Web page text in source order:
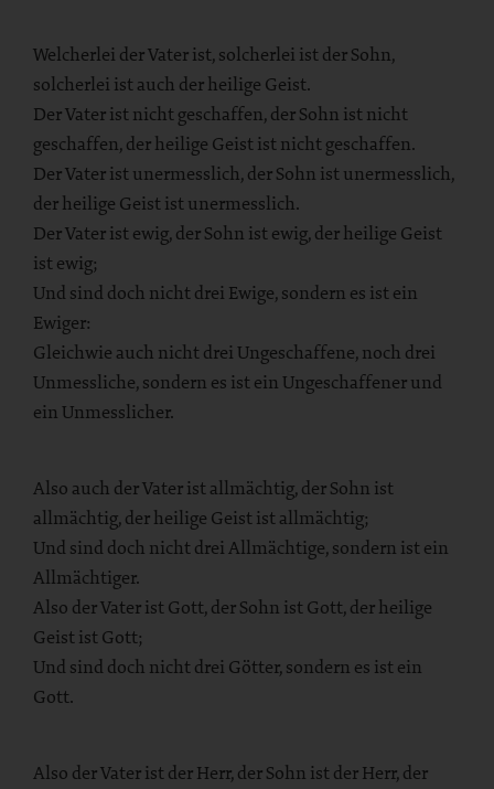
Welcherlei der Vater ist, solcherlei ist der Sohn,
solcherlei ist auch der heilige Geist.
Der Vater ist nicht geschaffen, der Sohn ist nicht
geschaffen, der heilige Geist ist nicht geschaffen.
Der Vater ist unermesslich, der Sohn ist unermesslich,
der heilige Geist ist unermesslich.
Der Vater ist ewig, der Sohn ist ewig, der heilige Geist
ist ewig;
Und sind doch nicht drei Ewige, sondern es ist ein
Ewiger:
Gleichwie auch nicht drei Ungeschaffene, noch drei
Unmessliche, sondern es ist ein Ungeschaffener und
ein Unmesslicher.
Also auch der Vater ist allmächtig, der Sohn ist
allmächtig, der heilige Geist ist allmächtig;
Und sind doch nicht drei Allmächtige, sondern ist ein
Allmächtiger.
Also der Vater ist Gott, der Sohn ist Gott, der heilige
Geist ist Gott;
Und sind doch nicht drei Götter, sondern es ist ein
Gott.
Also der Vater ist der Herr, der Sohn ist der Herr, der